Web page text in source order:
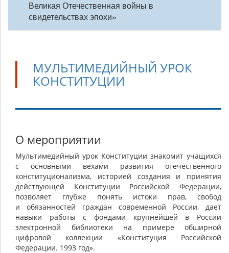
Великая Отечественная войны в
свидетельствах эпохи»
МУЛЬТИМЕДИЙНЫЙ УРОК
КОНСТИТУЦИИ
Мультимедийный
урок
Конституции
О мероприятии
Мультимедийный урок Конституции знакомит учащихся
с основными вехами развития отечественного
конституционализма, историей создания и принятия
действующей Конституции Российской Федерации,
позволяет глубже понять истоки прав, свобод
и обязанностей граждан современной России, дает
навыки работы с фондами крупнейшей в России
электронной библиотеки на примере обширной
цифровой коллекции «Конституция Российской
Федерации. 1993 год».